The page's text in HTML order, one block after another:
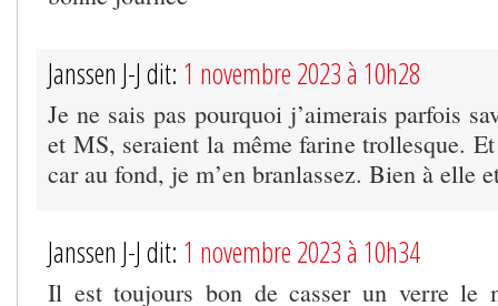
Janssen J-J dit: 1 novembre 2023 à 10h28
Je ne sais pas pourquoi j’aimerais parfois
et MS, seraient la même farine trollesque.
car au fond, je m’en branlassez. Bien à elle
Janssen J-J dit: 1 novembre 2023 à 10h34
Il est toujours bon de casser un verre le